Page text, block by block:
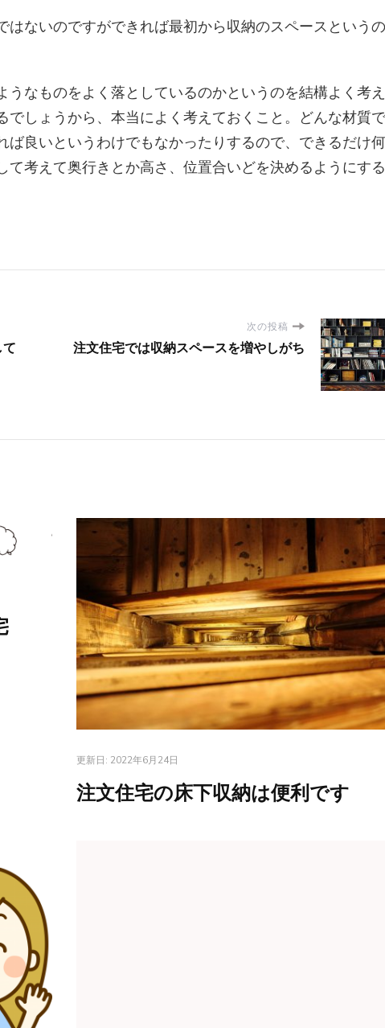
ないのですができれば最初から収納のスペースというの
なものをよく落としているのかというのを結構よく考え
でしょうから、本当によく考えておくこと。どんな材質で
良いというわけでもなかったりするので、できるだけ何
て考えて奥行きとか高さ、位置合いどを決めるようにする
次の投稿
注文住宅では収納スペースを増やしがち
更新日: 2022年6月24日
注文住宅の床下収納は便利です